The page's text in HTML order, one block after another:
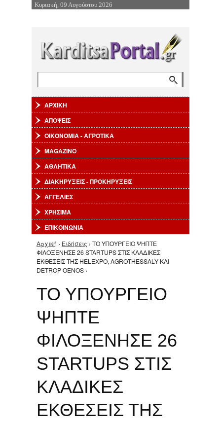
Επιστροφή στην Πλοήγηση
Κυριακή, 09 Αυγούστου 2026
ΑΡΧΙΚΗ
ΑΠΟΨΕΙΣ
ΟΙΚΟΝΟΜΙΑ - ΑΓΡΟΤΙΚΑ
MAGAZINO
ΑΘΛΗΤΙΚΑ
ΔΙΑΚΗΡΥΞΕΙΣ - ΠΡΟΚΗΡΥΞΕΙΣ
ΑΓΓΕΛΙΕΣ
ΧΡΗΣΙΜΑ
ΕΠΙΚΟΙΝΩΝΙΑ
Είστε εδώ
Αρχική › Ειδήσεις › ΤΟ ΥΠΟΥΡΓΕΙΟ ΨΗΠΤΕ
ΦΙΛΟΞΕΝΗΣΕ 26 STARTUPS ΣΤΙΣ ΚΛΑΔΙΚΕΣ
ΕΚΘΕΣΕΙΣ ΤΗΣ HELEXPO, AGROTHESSALY ΚΑΙ
DETROP OENOS ›
ΤΟ ΥΠΟΥΡΓΕΙΟ
ΨΗΠΤΕ
ΦΙΛΟΞΕΝΗΣΕ 26
STARTUPS ΣΤΙΣ
ΚΛΑΔΙΚΕΣ
ΕΚΘΕΣΕΙΣ ΤΗΣ